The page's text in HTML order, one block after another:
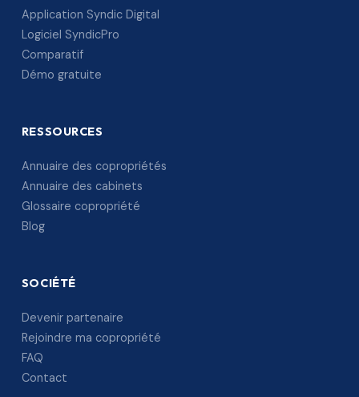
Application Syndic Digital
Logiciel SyndicPro
Comparatif
Démo gratuite
RESSOURCES
Annuaire des copropriétés
Annuaire des cabinets
Glossaire copropriété
Blog
SOCIÉTÉ
Devenir partenaire
Rejoindre ma copropriété
FAQ
Contact